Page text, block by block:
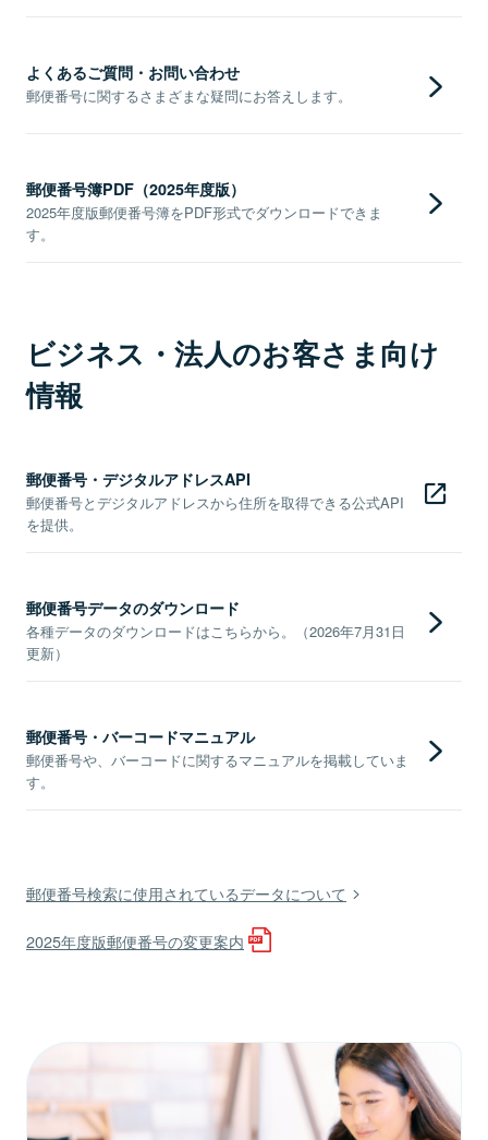
よくあるご質問・お問い合わせ
郵便番号に関するさまざまな疑問にお答えします。
郵便番号簿PDF（2025年度版）
2025年度版郵便番号簿をPDF形式でダウンロードできま
す。
ビジネス・法人のお客さま向け
情報
郵便番号・デジタルアドレスAPI
郵便番号とデジタルアドレスから住所を取得できる公式API
を提供。
郵便番号データのダウンロード
各種データのダウンロードはこちらから。（2026年7月31日
更新）
郵便番号・バーコードマニュアル
郵便番号や、バーコードに関するマニュアルを掲載していま
す。
郵便番号検索に使用されているデータについて
2025年度版郵便番号の変更案内